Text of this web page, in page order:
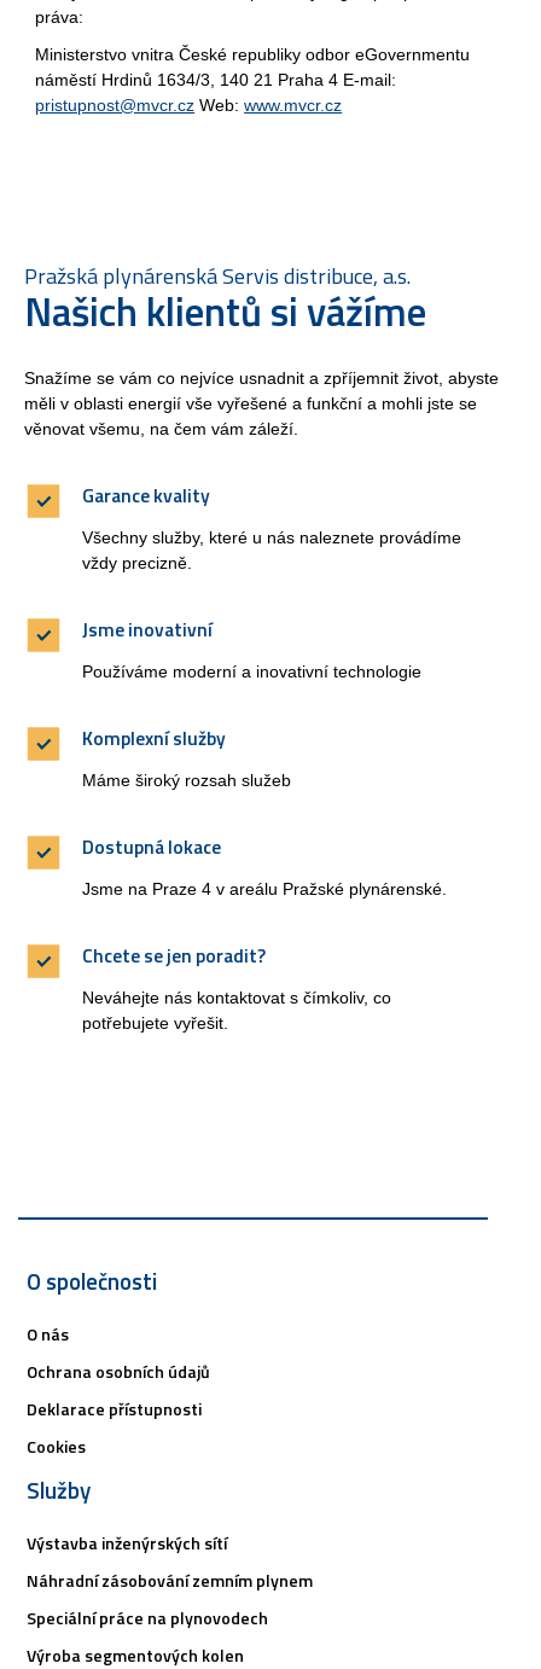
práva:
Ministerstvo vnitra České republiky odbor eGovernmentu
náměstí Hrdinů 1634/3, 140 21 Praha 4 E-mail:
pristupnost@mvcr.cz Web:www.mvcr.cz
Pražská plynárenská Servis distribuce, a.s.
Našich klientů si vážíme
Snažíme se vám co nejvíce usnadnit a zpříjemnit život, abyste
měli v oblasti energií vše vyřešené a funkční a mohli jste se
věnovat všemu, na čem vám záleží.
Garance kvality
Všechny služby, které u nás naleznete provádíme
vždy precizně.
Jsme inovativní
Používáme moderní a inovativní technologie
Komplexní služby
Máme široký rozsah služeb
Dostupná lokace
Jsme na Praze 4 v areálu Pražské plynárenské.
Chcete se jen poradit?
Neváhejte nás kontaktovat s čímkoliv, co
potřebujete vyřešit.
O společnosti
O nás
Ochrana osobních údajů
Deklarace přístupnosti
Cookies
Služby
Výstavba inženýrských sítí
Náhradní zásobování zemním plynem
Speciální práce na plynovodech
Výroba segmentových kolen